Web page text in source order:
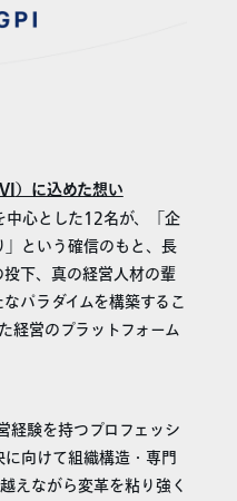
）に込めた想い
心とした12名が、「企
という確信のもと、長
下、真の経営人材の輩
パラダイムを構築するこ
経営のプラットフォーム
経験を持つプロフェッシ
向けて組織構造・専門
えながら変革を粘り強く